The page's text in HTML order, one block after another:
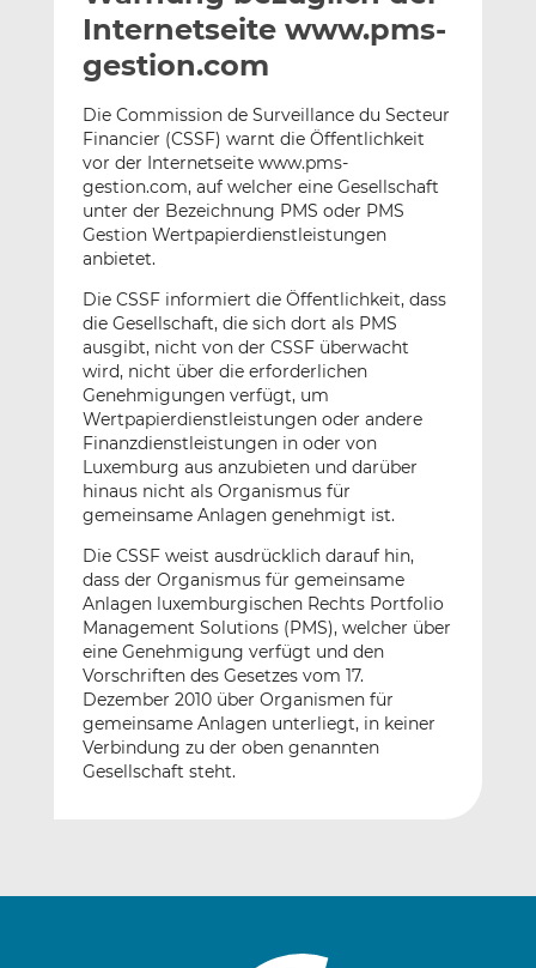
l
a
n
n
k
e
I
n
t
e
i
e
n
c
e
o
k
t
e
i
e
n
Internetseite www.pms-
gestion.com
Die Commission de Surveillance du Secteur
Financier (CSSF) warnt die Öffentlichkeit
vor der Internetseite www.pms-
gestion.com, auf welcher eine Gesellschaft
unter der Bezeichnung PMS oder PMS
Gestion Wertpapierdienstleistungen
anbietet.
Die CSSF informiert die Öffentlichkeit, dass
die Gesellschaft, die sich dort als PMS
ausgibt, nicht von der CSSF überwacht
wird, nicht über die erforderlichen
Genehmigungen verfügt, um
Wertpapierdienstleistungen oder andere
Finanzdienstleistungen in oder von
Luxemburg aus anzubieten und darüber
hinaus nicht als Organismus für
gemeinsame Anlagen genehmigt ist.
Die CSSF weist ausdrücklich darauf hin,
dass der Organismus für gemeinsame
Anlagen luxemburgischen Rechts Portfolio
Management Solutions (PMS), welcher über
eine Genehmigung verfügt und den
Vorschriften des Gesetzes vom 17.
Dezember 2010 über Organismen für
gemeinsame Anlagen unterliegt, in keiner
Verbindung zu der oben genannten
Gesellschaft steht.